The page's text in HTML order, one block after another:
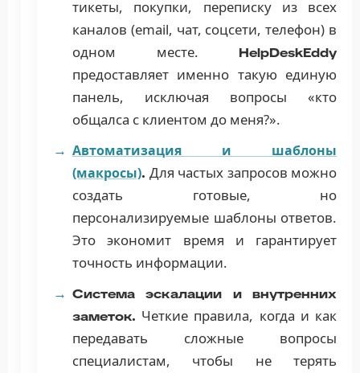
тикеты, покупки, переписку из всех
каналов (email, чат, соцсети, телефон) в
одном месте. HelpDeskEddy
предоставляет именно такую единую
панель, исключая вопросы «кто
общалса с клиентом до меня?».
Автоматизация и шаблоны
(макросы). Для частых запросов можно
создать готовые, но
персонализируемые шаблоны ответов.
Это экономит время и гарантирует
точность информации.
Система эскалации и внутренних
заметок. Четкие правила, когда и как
передавать сложные вопросы
специалистам, чтобы не терять